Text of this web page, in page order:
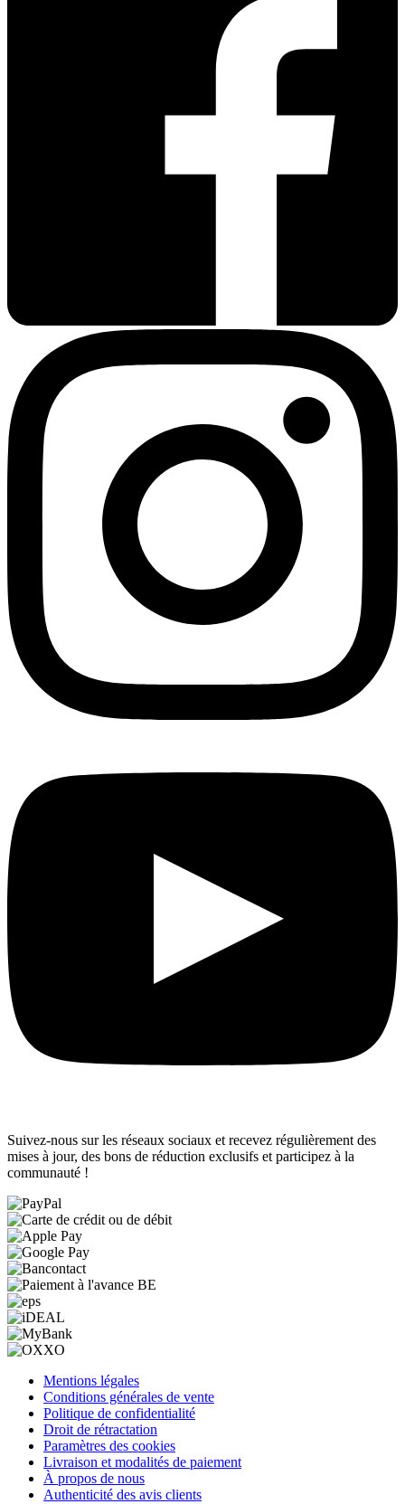
Suivez-nous sur les réseaux sociaux et recevez régulièrement des
mises à jour, des bons de réduction exclusifs et participez à la
communauté !
Mentions légales
Conditions générales de vente
Politique de confidentialité
Droit de rétractation
Paramètres des cookies
Livraison et modalités de paiement
À propos de nous
Authenticité des avis clients